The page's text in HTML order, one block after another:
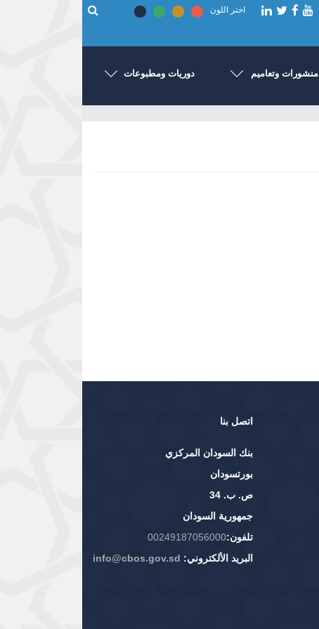
اختر اللون
منشورات وتعاميم دوريات ومطبوعات
اتصل بنا
بنك السودان المركزي
بورتسودان
ص. ب. 34
جمهورية السودان
تلفون:00249187056000
البريد الألكتروني: info@cbos.gov.sd